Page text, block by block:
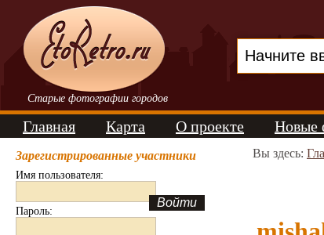
Старые фотографии городов
Главная Карта О проекте Новые
Зарегистрированные участники
Имя пользователя:
Пароль:
Вы здесь: